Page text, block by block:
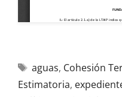
aguas, Cohesión
Estimatoria,